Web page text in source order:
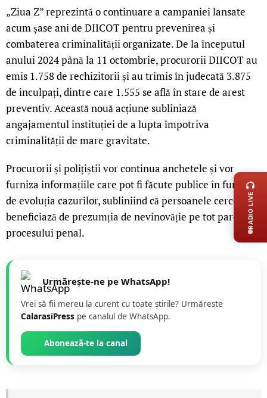
„Ziua Z” reprezintă o continuare a campaniei lansate
acum șase ani de DIICOT pentru prevenirea și
combaterea criminalității organizate. De la începutul
anului 2024 până la 11 octombrie, procurorii DIICOT au
emis 1.758 de rechizitorii și au trimis în judecată 3.875
de inculpați, dintre care 1.555 se află în stare de arest
preventiv. Această nouă acțiune subliniază
angajamentul instituției de a lupta împotriva
criminalității de mare gravitate.
Procurorii și polițiștii vor continua anchetele și vor
furniza informațiile care pot fi făcute publice în funcție
de evoluția cazurilor, subliniind că persoanele cercetate
beneficiază de prezumția de nevinovăție pe tot parcursul
procesului penal.
Urmărește-ne pe WhatsApp!
Vrei să fii mereu la curent cu toate știrile? Urmăreste
CalarasiPress pe canalul de WhatsApp.
Abonează-te la canal
RADIO LIVE